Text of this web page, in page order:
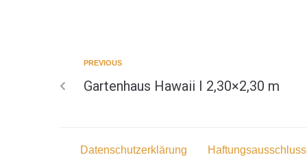
PREVIOUS
Gartenhaus Hawaii I 2,30×2,30 m
Datenschutzerklärung Haftungsausschluss